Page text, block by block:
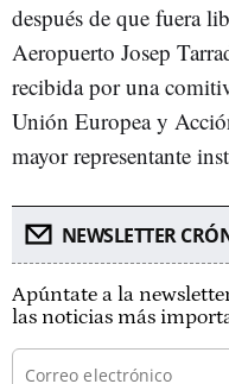
después de que fuera
Aeropuerto Josep
recibida por una
Unión Europea y
mayor representante
NEWSLETTER
Apúntate a la
las noticias más